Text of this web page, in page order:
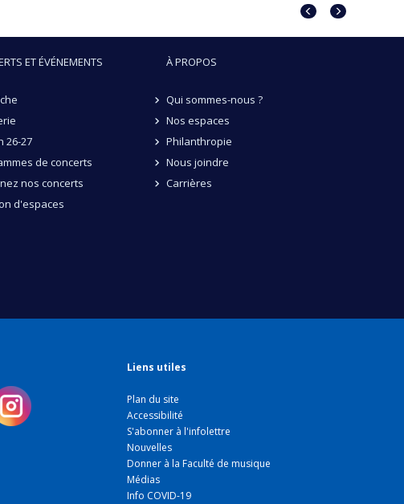
Portrait
Portrait
ET ÉVÉNEMENTS
26-27
de concerts
nos concerts
d'espaces
À PROPOS
Qui sommes-nous ?
Nos espaces
Philanthropie
Nous joindre
Carrières
Liens utiles
Plan du site
Accessibilité
S'abonner à l'infolettre
Nouvelles
Donner à la Faculté de musique
Médias
Info COVID-19